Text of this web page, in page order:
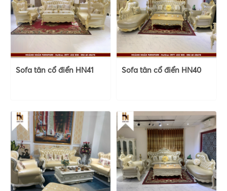
Sofa tân cổ điển HN41 Sofa tân cổ điển HN40